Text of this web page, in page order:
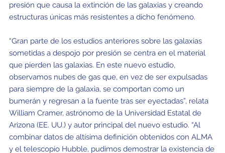
presión que causa la extinción de las galaxias y creando
estructuras únicas más resistentes a dicho fenómeno.
“Gran parte de los estudios anteriores sobre las galaxias
sometidas a despojo por presión se centra en el material
que pierden las galaxias. En este nuevo estudio,
observamos nubes de gas que, en vez de ser expulsadas
para siempre de la galaxia, se comportan como un
bumerán y regresan a la fuente tras ser eyectadas”, relata
William Cramer, astrónomo de la Universidad Estatal de
Arizona (EE. UU.) y autor principal del nuevo estudio. “Al
combinar datos de altísima definición obtenidos con ALMA
y el telescopio Hubble, pudimos demostrar la existencia de